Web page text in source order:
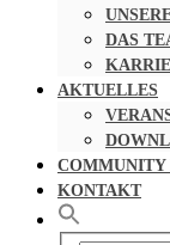
DAS
AKTUELLES
COMMUNITY
KONTAKT